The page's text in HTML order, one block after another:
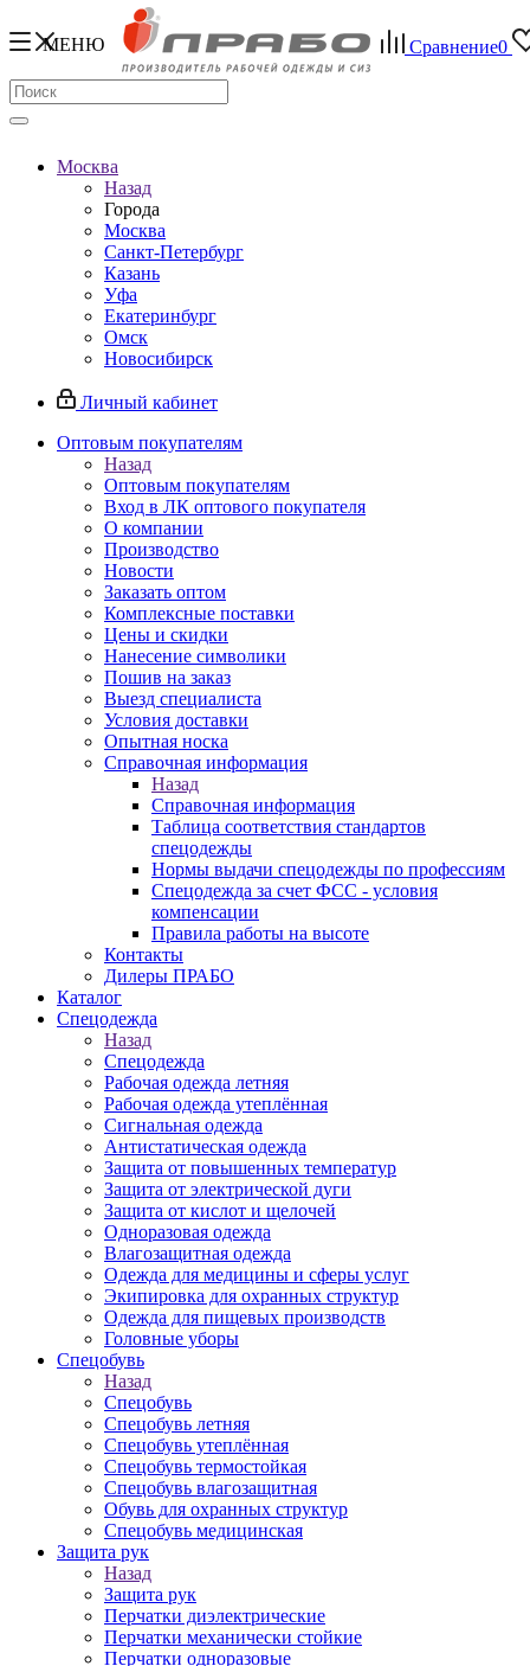
МЕНЮ Сравнение0
Москва
Назад
Города
Москва
Санкт-Петербург
Казань
Уфа
Екатеринбург
Омск
Новосибирск
Личный кабинет
Оптовым покупателям
Назад
Оптовым покупателям
Вход в ЛК оптового покупателя
О компании
Производство
Новости
Заказать оптом
Комплексные поставки
Цены и скидки
Нанесение символики
Пошив на заказ
Выезд специалиста
Условия доставки
Опытная носка
Справочная информация
Назад
Справочная информация
Таблица соответствия стандартов
спецодежды
Нормы выдачи спецодежды по профессиям
Спецодежда за счет ФСС - условия
компенсации
Правила работы на высоте
Контакты
Дилеры ПРАБО
Каталог
Спецодежда
Назад
Спецодежда
Рабочая одежда летняя
Рабочая одежда утеплённая
Сигнальная одежда
Антистатическая одежда
Защита от повышенных температур
Защита от электрической дуги
Защита от кислот и щелочей
Одноразовая одежда
Влагозащитная одежда
Одежда для медицины и сферы услуг
Экипировка для охранных структур
Одежда для пищевых производств
Головные уборы
Спецобувь
Назад
Спецобувь
Спецобувь летняя
Спецобувь утеплённая
Спецобувь термостойкая
Спецобувь влагозащитная
Обувь для охранных структур
Спецобувь медицинская
Защита рук
Назад
Защита рук
Перчатки диэлектрические
Перчатки механически стойкие
Перчатки одноразовые